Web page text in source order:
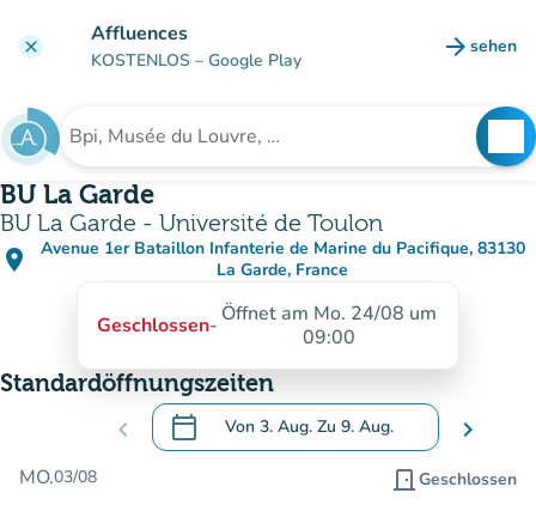
clear Affluences
KOSTENLOS – Google Play arrow_forward sehen
(new
Suche nach einer Einrichtung
BU La Garde
BU La Garde - Université de Toulon
place
Avenue 1er Bataillon Infanterie de Marine du Pacifique, 83130
La Garde, France
(in Google Maps öffnen)
(new tab)
Geschlossen- Öffnet am Mo. 24/08 um
09:00
Standardöffnungszeiten
chevron_left calendar_today Von 3. Aug. Zu 9. Aug.
.Öffnen Sie den Kalender, um Daten zu
chevron_right
MO.03/08 door_front Geschlossen